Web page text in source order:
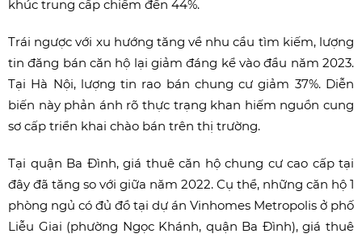
khúc trung cấp chiếm đến 44%.
Trái ngược với xu hướng tăng về nhu cầu tìm kiếm, lượng
tin đăng bán căn hộ lại giảm đáng kể vào đầu năm 2023.
Tại Hà Nội, lượng tin rao bán chung cư giảm 37%. Diễn
biến này phản ánh rõ thực trạng khan hiếm nguồn cung
sơ cấp triển khai chào bán trên thị trường.
Tại quận Ba Đình, giá thuê căn hộ chung cư cao cấp tại
đây đã tăng so với giữa năm 2022. Cụ thể, những căn hộ 1
phòng ngủ có đủ đồ tại dự án Vinhomes Metropolis ở phố
Liễu Giai (phường Ngọc Khánh, quận Ba Đình), giá thuê